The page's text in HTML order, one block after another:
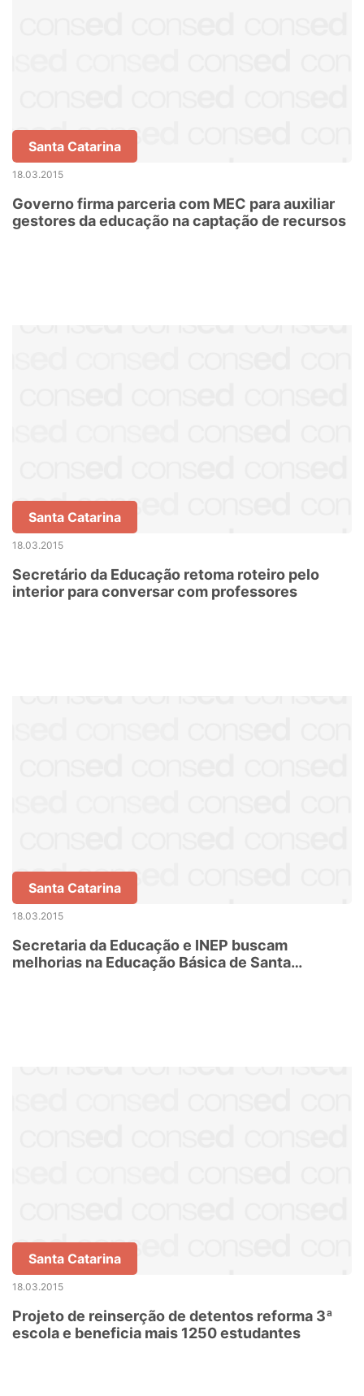
Santa Catarina
18.03.2015
Governo firma parceria com MEC para auxiliar
gestores da educação na captação de recursos
Santa Catarina
18.03.2015
Secretário da Educação retoma roteiro pelo
interior para conversar com professores
Santa Catarina
18.03.2015
Secretaria da Educação e INEP buscam
melhorias na Educação Básica de Santa
Santa Catarina
18.03.2015
Projeto de reinserção de detentos reforma 3ª
escola e beneficia mais 1250 estudantes